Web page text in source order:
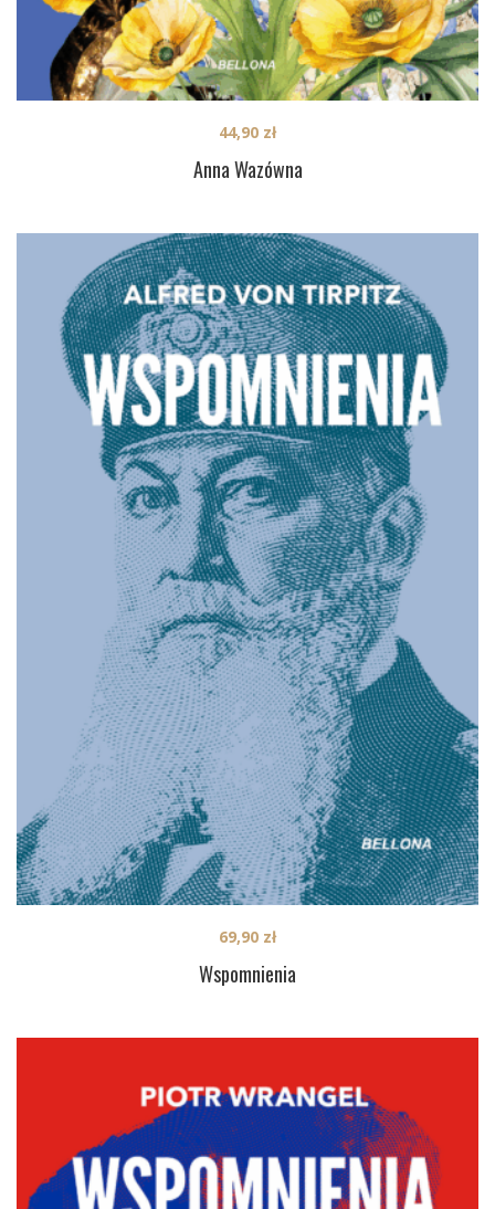
Anna Wazówna
44,90 zł
Wspomnienia
69,90 zł